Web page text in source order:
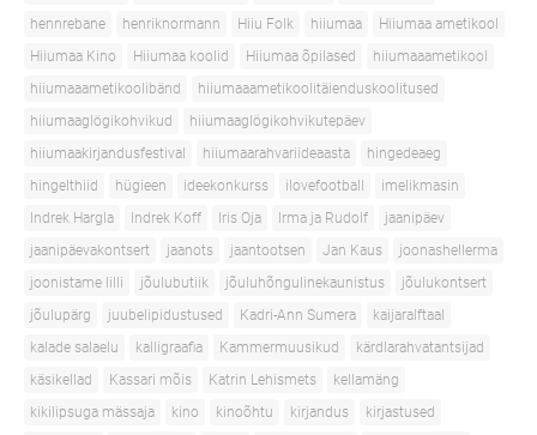
hennrebane
henriknormann Hiiu Folk hiiumaa
Hiiumaa ametikool
Hiiumaa Kino
Hiiumaa koolid Hiiumaa õpilased
hiiumaaametikool
hiiumaaametikoolibänd
hiiumaaametikoolitäienduskoolitused
hiiumaaglögikohvikud
hiiumaaglögikohvikutepäev
hiiumaakirjandusfestival
hiiumaarahvariideaasta
hingedeaeg
hingelthiid
hügieen ideekonkurss ilovefootball
imelikmasin
Indrek Hargla
Indrek Koff Iris Oja Irma ja Rudolf
jaanipäev
jaanipäevakontsert
jaanots jaantootsen Jan Kaus
joonashellerma
joonistame lilli
jõulubutiik jõuluhõngulinekaunistus
jõulukontsert
jõulupärg
juubelipidustused Kadri-Ann Sumera
kaijaralftaal
kalade salaelu
kalligraafia Kammermuusikud
kärdlarahvatantsijad
käsikellad
Kassari mõis Katrin Lehismets
kellamäng
kikilipsuga mässaja
kino kinoõhtu kirjandus
kirjastused